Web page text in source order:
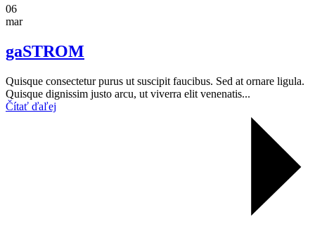
06
mar
gaSTROM
Quisque consectetur purus ut suscipit faucibus. Sed at ornare ligula.
Quisque dignissim justo arcu, ut viverra elit venenatis...
Čítať ďaľej